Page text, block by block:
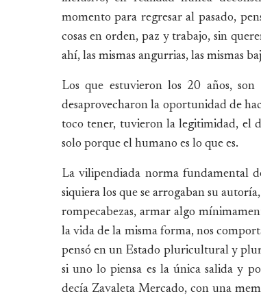
momento para regresar al pasado,
cosas en orden, paz y trabajo, sin
ahí, las mismas angurrias, las mismas
Los que estuvieron los 20 años,
desaprovecharon la oportunidad de
toco tener, tuvieron la legitimidad, el
solo porque el humano es lo que es.
La vilipendiada norma fundamental
siquiera los que se arrogaban su
rompecabezas, armar algo
la vida de la misma forma, nos
pensó en un Estado pluricultural y
si uno lo piensa es la única salida y
decía Zavaleta Mercado, con una